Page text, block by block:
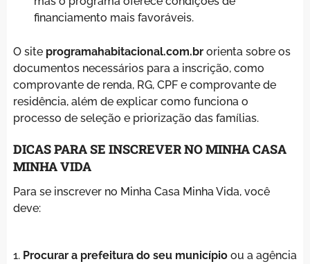
financiamento mais favoráveis.
O site programahabitacional.com.brorienta sobre os
documentos necessários para a inscrição, como
comprovante de renda, RG, CPF e comprovante de
residência, além de explicar como funciona o
processo de seleção e priorização das famílias.
DICAS PARA SE INSCREVER NO MINHA CASA
MINHA VIDA
Para se inscrever no Minha Casa Minha Vida, você
deve:
Procurar a prefeitura do seu municípioou a agência